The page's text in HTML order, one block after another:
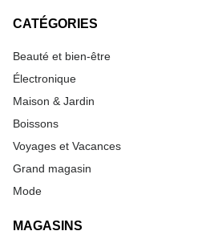
CATÉGORIES
Beauté et bien-être
Électronique
Maison & Jardin
Boissons
Voyages et Vacances
Grand magasin
Mode
MAGASINS